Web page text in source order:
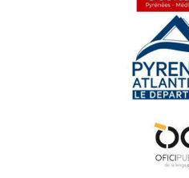
Libre 39 : Per Camins
Libre 40 : Lo grand
Libre 42 : L'occitan en